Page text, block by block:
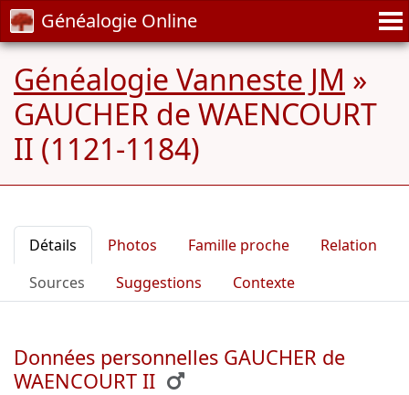
Généalogie Online
Généalogie Vanneste JM »
GAUCHER de WAENCOURT
II (1121-1184)
Détails Photos Famille proche
Relation
Sources
Suggestions Contexte
Données personnelles GAUCHER de
WAENCOURT II